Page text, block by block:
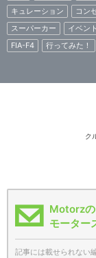
キュレーション
コン
スーパーカー
イベン
FIA-F4
行ってみた！
ク
Motorzの
モーター
記事には載せられない